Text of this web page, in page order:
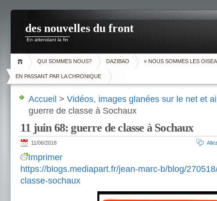
des nouvelles du front
En attendant la fin
QUI SOMMES NOUS? DAZIBAO « NOUS SOMMES LES
EN PASSANT PAR LA CHRONIQUE
Accueil > Vidéos, images glanées sur le net et
guerre de classe à Sochaux
11 juin 68: guerre de classe à Sochaux
11/06/2018
Imprimer
https://blogs.mediapart.fr/jean-marc-b/blog/
classe-sochaux